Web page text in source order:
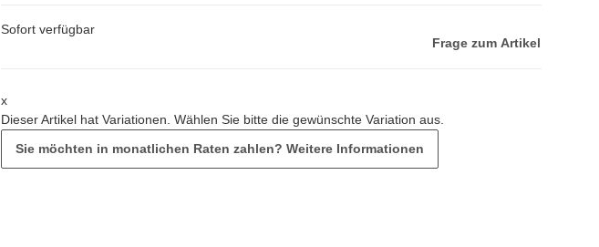
Sofort verfügbar
Frage zum Artikel
x
Dieser Artikel hat Variationen. Wählen Sie bitte die gewünschte Variation aus.
Sie möchten in monatlichen Raten zahlen? Weitere Informationen